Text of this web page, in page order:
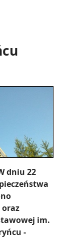
dniu 22
im.
-